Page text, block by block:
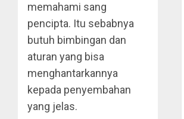
memahami sang
pencipta. Itu sebabnya
butuh bimbingan dan
aturan yang bisa
menghantarkannya
kepada penyembahan
yang jelas.